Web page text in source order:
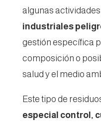
algunas
industriales
gestión específica
composición o
salud y el medio
Este tipo de
especial control,